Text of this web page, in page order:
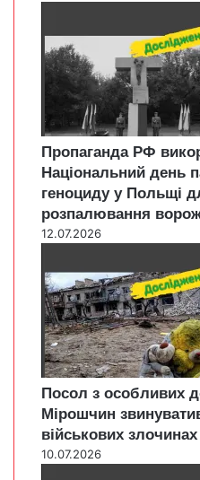
Пропаганда РФ
Національний день
геноциду у Польщі
розпалювання
12.07.2026
Посол з особливих
Мірошчин
військових злочинах
10.07.2026